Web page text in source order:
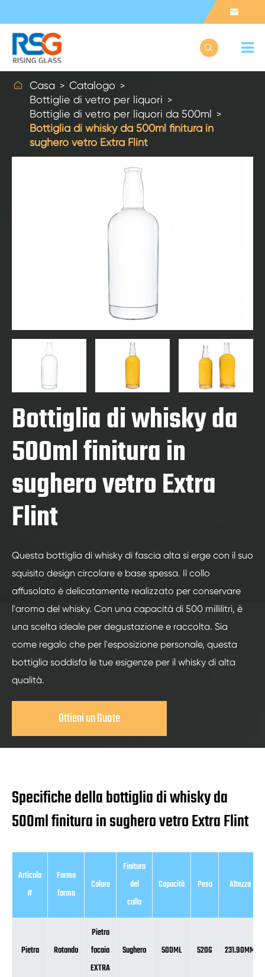


 Casa
Catalogo
Bottiglie di vetro per liquori
Bottiglie di vetro per liquori da 500ml
Bottiglia di whisky da 500ml finitura in
sughero vetro Extra Flint
Bottiglia di whisky da
500ml finitura in
sughero vetro Extra
Flint
Questa bottiglia di whisky di fascia alta si erge con il suo
squisito design circolare e base spessa. Il collo
affusolato è delicatamente realizzato per conservare
l'aroma del whisky. Con una capacità di 500 millilitri, è
una scelta ideale per degustazione e raccolta. Sia
come regalo che per l'esposizione personale, questa
bottiglia soddisfa le tue esigenze per il whisky di alta
qualità.
Ottieni un Guote
Specifiche della bottiglia di whisky da
500ml finitura in sughero vetro Extra Flint
Articolo
#
Forma
forma
Colore
Finitura
del
collo
Capacità Peso Altezza
Pietra Rotondo
Pietra
focaia
EXTRA
Sughero 500ML 520G 231.90MM